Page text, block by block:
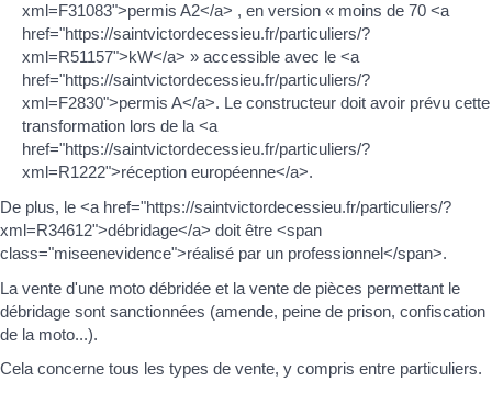
xml=F31083">permis A2</a> , en version « moins de 70 <a
href="https://saintvictordecessieu.fr/particuliers/?
xml=R51157">kW</a> » accessible avec le <a
href="https://saintvictordecessieu.fr/particuliers/?
xml=F2830">permis A</a>. Le constructeur doit avoir prévu cette
transformation lors de la <a
href="https://saintvictordecessieu.fr/particuliers/?
xml=R1222">réception européenne</a>.
De plus, le <a href="https://saintvictordecessieu.fr/particuliers/?
xml=R34612">débridage</a> doit être <span
class="miseenevidence">réalisé par un professionnel</span>.
La vente d'une moto débridée et la vente de pièces permettant le
débridage sont sanctionnées (amende, peine de prison, confiscation
de la moto...).
Cela concerne tous les types de vente, y compris entre particuliers.